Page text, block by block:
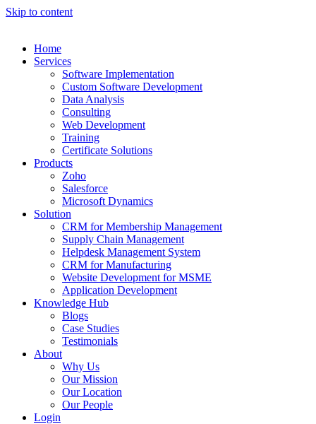
Skip to content
Home
Services
Software Implementation
Custom Software Development
Data Analysis
Consulting
Web Development
Training
Certificate Solutions
Products
Zoho
Salesforce
Microsoft Dynamics
Solution
CRM for Membership Management
Supply Chain Management
Helpdesk Management System
CRM for Manufacturing
Website Development for MSME
Application Development
Knowledge Hub
Blogs
Case Studies
Testimonials
About
Why Us
Our Mission
Our Location
Our People
Login